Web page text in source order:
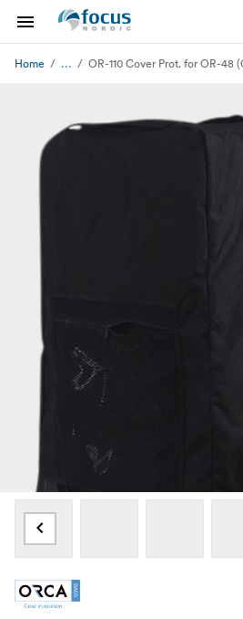
Home ... OR-110 Cover Prot. for OR-48